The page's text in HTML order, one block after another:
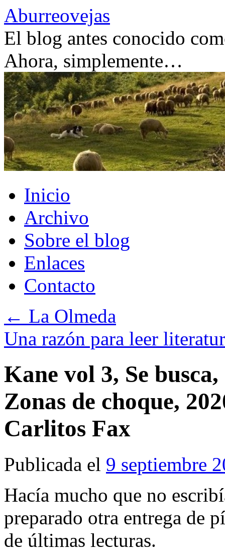
Saltar
al
contenido
Aburreovejas
El blog antes conocido
Ahora, simplemente…
Inicio
Archivo
Sobre el blog
Enlaces
Contacto
← La Olmeda
Una razón para leer
Kane vol 3, Se
Zonas de choque,
Carlitos Fax
Publicada el 9 septiembre
Hacía mucho que no
preparado otra entrega de
de últimas lecturas.